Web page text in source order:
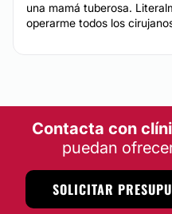
una mamá tuberosa.
operarme todos los
Contacta con
puedan
SOLICITAR